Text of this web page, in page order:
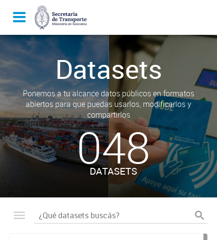
Datasets
Ponemos a tu alcance datos públicos en formatos
abiertos para que puedas usarlos, modificarlos y
compartirlos
048
DATASETS